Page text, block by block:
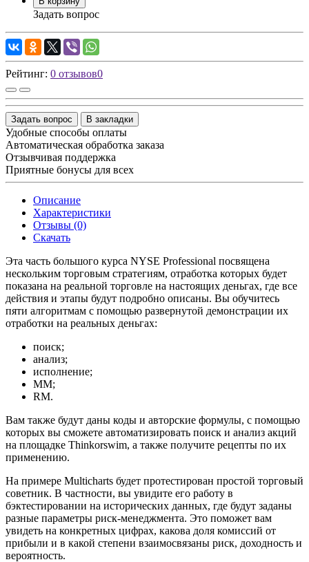
Задать вопрос
Рейтинг: 0 отзывов0
Задать вопрос В закладки
Удобные способы оплаты
Автоматическая обработка заказа
Отзывчивая поддержка
Приятные бонусы для всех
Описание
Характеристики
Отзывы (0)
Скачать
Эта часть большого курса NYSE Professional посвящена
нескольким торговым стратегиям, отработка которых будет
показана на реальной торговле на настоящих деньгах, где все
действия и этапы будут подробно описаны. Вы обучитесь
пяти алгоритмам с помощью развернутой демонстрации их
отработки на реальных деньгах:
поиск;
анализ;
исполнение;
ММ;
RM.
Вам также будут даны коды и авторские формулы, с помощью
которых вы сможете автоматизировать поиск и анализ акций
на площадке Thinkorswim, а также получите рецепты по их
применению.
На примере Multicharts будет протестирован простой торговый
советник. В частности, вы увидите его работу в
бэктестировании на исторических данных, где будут заданы
разные параметры риск-менеджмента. Это поможет вам
увидеть на конкретных цифрах, какова доля комиссий от
прибыли и в какой степени взаимосвязаны риск, доходность и
вероятность.